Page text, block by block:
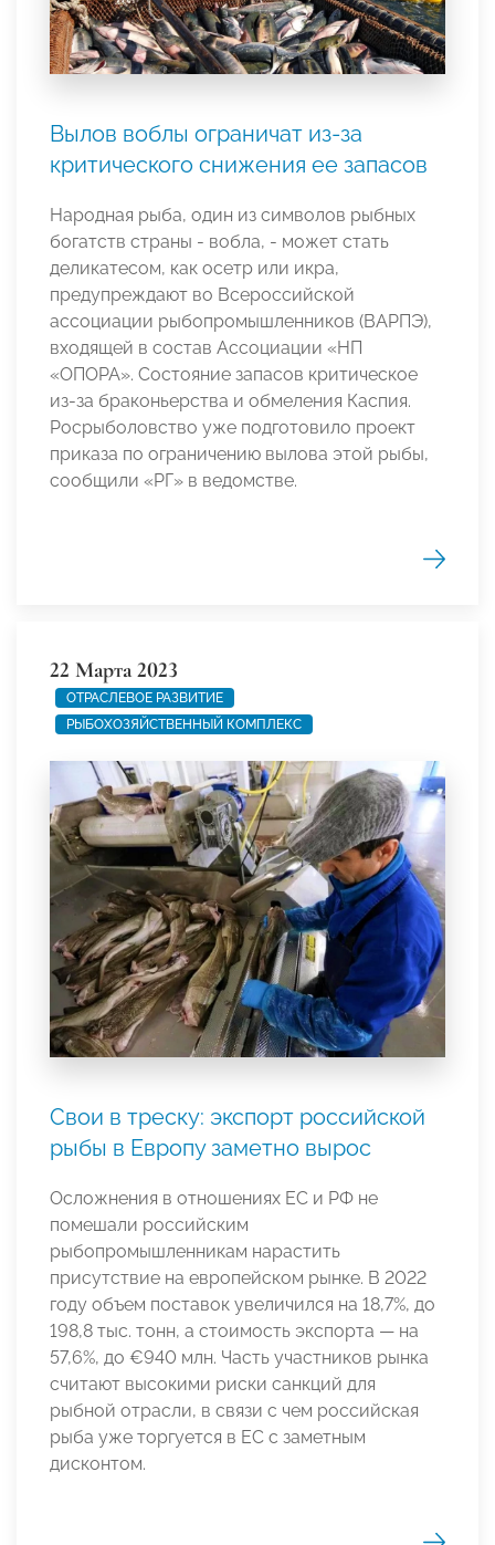
Вылов воблы ограничат из-за
критического снижения ее запасов
Народная рыба, один из символов рыбных
богатств страны - вобла, - может стать
деликатесом, как осетр или икра,
предупреждают во Всероссийской
ассоциации рыбопромышленников (ВАРПЭ),
входящей в состав Ассоциации «НП
«ОПОРА». Состояние запасов критическое
из-за браконьерства и обмеления Каспия.
Росрыболовство уже подготовило проект
приказа по ограничению вылова этой рыбы,
сообщили «РГ» в ведомстве.
22 Марта 2023
ОТРАСЛЕВОЕ РАЗВИТИЕ
РЫБОХОЗЯЙСТВЕННЫЙ КОМПЛЕКС
Свои в треску: экспорт российской
рыбы в Европу заметно вырос
Осложнения в отношениях ЕС и РФ не
помешали российским
рыбопромышленникам нарастить
присутствие на европейском рынке. В 2022
году объем поставок увеличился на 18,7%, до
198,8 тыс. тонн, а стоимость экспорта — на
57,6%, до €940 млн. Часть участников рынка
считают высокими риски санкций для
рыбной отрасли, в связи с чем российская
рыба уже торгуется в ЕС с заметным
дисконтом.